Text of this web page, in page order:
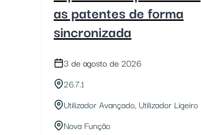
as patentes de forma
sincronizada
3 de agosto de 2026
26.7.1
Utilizador Avançado, Utilizador Ligeiro
Nova Função